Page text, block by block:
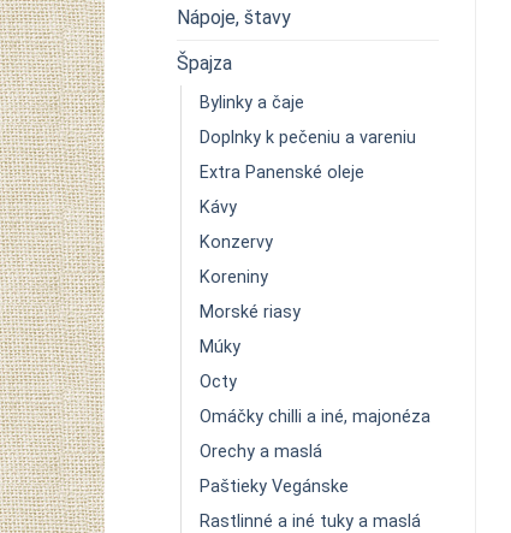
Nápoje, štavy
Špajza
Bylinky a čaje
Doplnky k pečeniu a vareniu
Extra Panenské oleje
Kávy
Konzervy
Koreniny
Morské riasy
Múky
Octy
Omáčky chilli a iné, majonéza
Orechy a maslá
Paštieky Vegánske
Rastlinné a iné tuky a maslá